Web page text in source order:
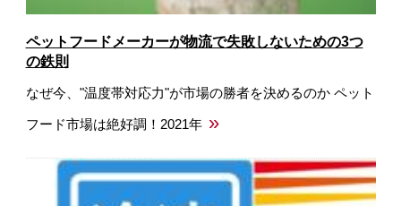
ペットフードメーカーが物流で失敗しないための3つ
の鉄則
なぜ今、"温度帯対応力"が市場の勝者を決めるのか ペット
フード市場は絶好調！2021年 »